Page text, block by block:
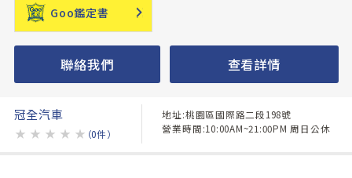
Goo鑑定書
聯絡我們 查看詳情
冠全汽車
★ ★ ★ ★ ★ （0件）
地址:桃園區國際路二段198號
營業時間:10:00AM~21:00PM 周日公休